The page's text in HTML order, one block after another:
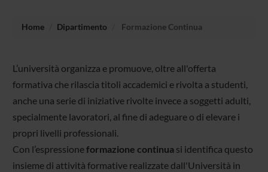
Home Dipartimento Formazione Continua
L’università organizza e promuove, oltre all'offerta
formativa che rilascia titoli accademici e rivolta a studenti,
anche una serie di iniziative rivolte invece a soggetti adulti,
specialmente lavoratori, al fine di adeguare o di elevare i
propri livelli professionali.
Con l’espressioneformazione continuasi identifica questo
insieme di attività formative realizzate dall'Università in